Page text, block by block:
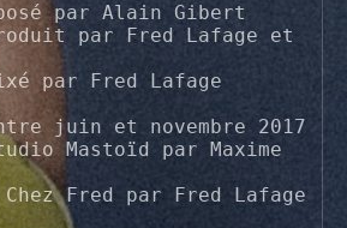
par Alain Gibert
par Fred Lafage et
par Fred Lafage
juin et novembre 2017
Mastoïd par Maxime
Fred par Fred Lafage